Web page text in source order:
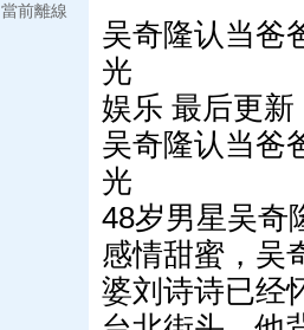
當前離線
吴奇隆认当爸
光
娱乐 最后更
吴奇隆认当爸
光
48岁男星吴奇
感情甜蜜，吴
婆刘诗诗已经